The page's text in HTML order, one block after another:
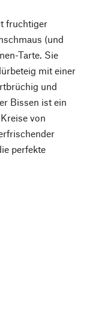
fruchtiger
(und
Tarte. Sie
mit einer
und
Bissen ist ein
von
perfekte